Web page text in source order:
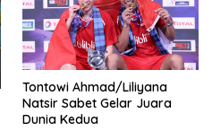
Tontowi Ahmad/Liliyana
Natsir Sabet Gelar Juara
Dunia Kedua